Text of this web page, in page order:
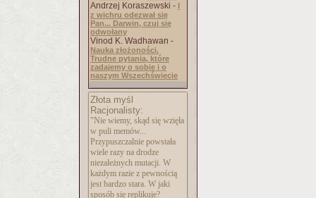
Andrzej Koraszewski - I
z wichru odezwał się
Pan... Darwin, czuj się
odwołany
Vinod K. Wadhawan -
Nauka złożoności.
Trudne pytania, które
zadajemy o sobie i o
naszym Wszechświecie
Złota myśl
Racjonalisty:
"Nie wiemy, skąd się wzięła
w puli memów...
Przypuszczalnie powstała
wiele razy na drodze
niezależnych mutacji. W
każdym razie z pewnością
jest bardzo stara. W jaki
sposób się replikuje?